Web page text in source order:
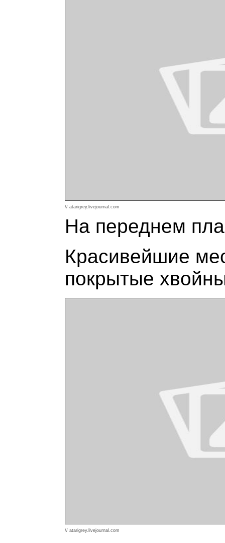
// atarigrey.livejournal.com
На переднем
Красивейшие
покрытые
// atarigrey.livejournal.com